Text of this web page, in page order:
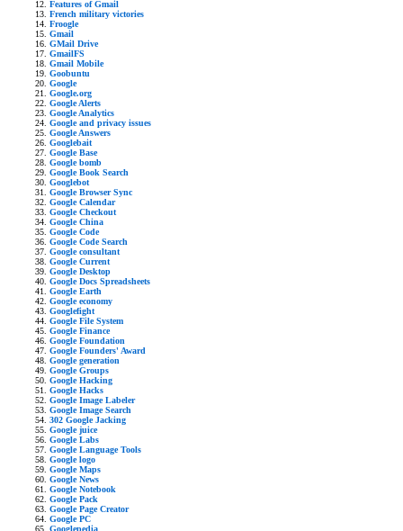
Features of Gmail
French military victories
Froogle
Gmail
GMail Drive
GmailFS
Gmail Mobile
Goobuntu
Google
Google.org
Google Alerts
Google Analytics
Google and privacy issues
Google Answers
Googlebait
Google Base
Google bomb
Google Book Search
Googlebot
Google Browser Sync
Google Calendar
Google Checkout
Google China
Google Code
Google Code Search
Google consultant
Google Current
Google Desktop
Google Docs Spreadsheets
Google Earth
Google economy
Googlefight
Google File System
Google Finance
Google Foundation
Google Founders' Award
Google generation
Google Groups
Google Hacking
Google Hacks
Google Image Labeler
Google Image Search
302 Google Jacking
Google juice
Google Labs
Google Language Tools
Google logo
Google Maps
Google News
Google Notebook
Google Pack
Google Page Creator
Google PC
Googlepedia